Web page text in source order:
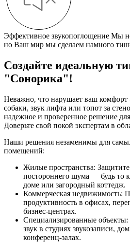
Эффективное звукопоглощение Мы
но Ваш мир мы сделаем намного
Создайте идеальную
"Сонорика"!
Неважно, что нарушает ваш
собаки, звук лифта или топот за
надежное и проверенное решение
Доверьте свой покой экспертам в
Наши решения незаменимы для
помещений:
Жилые пространства:
постороннего шума — будь то
доме или загородный коттедж.
Коммерческая недвижимость:
продуктивность в офисах,
бизнес-центрах.
Специализированные объекты:
звук в студиях звукозаписи,
конференц-залах.